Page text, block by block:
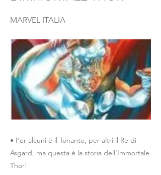
MARVEL ITALIA
• Per alcuni è il Tonante, per altri il Re di
Asgard, ma questa è la storia dell'Immortale
Thor!